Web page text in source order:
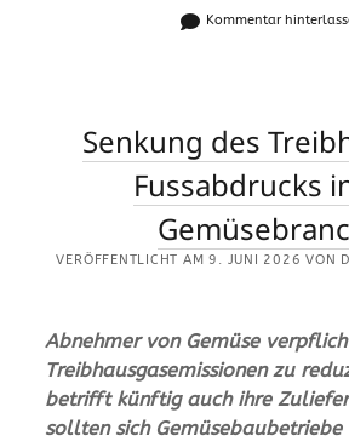
Kommentar
Senkung des
Fussabdrucks
VERÖFFENTLICHT AM 9. JUNI 2026 VON
Abnehmer von Gemüse
Treibhausgasemissionen zu
betrifft künftig auch ihre
sollten sich Gemüsebaubetriebe